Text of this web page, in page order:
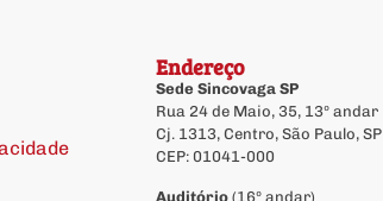
Endereço
Sede Sincovaga SP
Rua 24 de Maio, 35, 13º andar
Cj. 1313, Centro, São Paulo, SP
CEP: 01041-000
Auditório (16º andar)